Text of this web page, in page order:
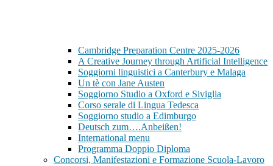
Cambridge Preparation Centre 2025-2026
A Creative Journey through Artificial Intelligence
Soggiorni linguistici a Canterbury e Malaga
Un tè con Jane Austen
Soggiorno Studio a Oxford e Siviglia
Corso serale di Lingua Tedesca
Soggiorno studio a Edimburgo
Deutsch zum….Anbeißen!
International menu
Programma Doppio Diploma
Concorsi, Manifestazioni e Formazione Scuola-Lavoro